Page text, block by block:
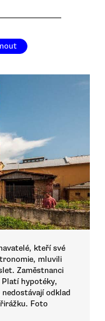
kteří své
mluvili
Zaměstnanci
hypotéky,
odklad
Foto